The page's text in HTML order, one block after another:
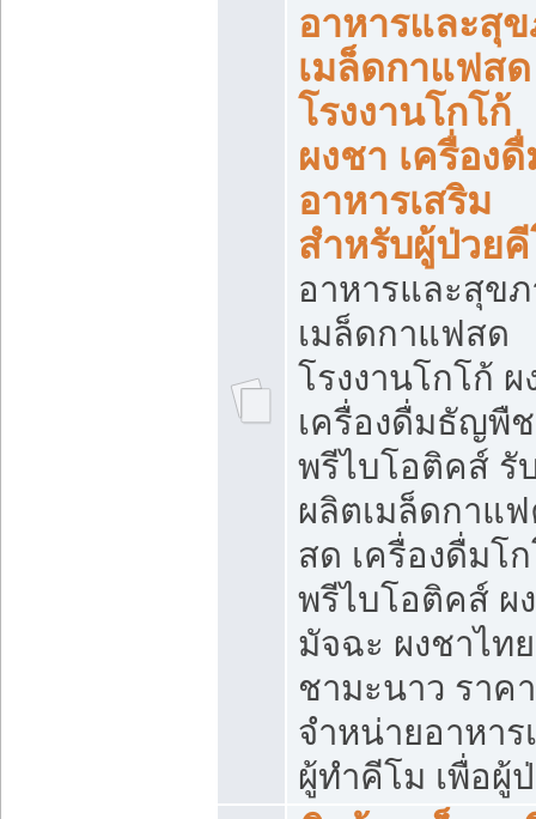
อาหารและสุ
เมล็ดกาแฟสด
โรงงานโกโก้
ผงชา เครื่อง
อาหารเสริม
สำหรับผู้ป่วย
อาหารและสุข
เมล็ดกาแฟสด
โรงงานโกโก้ ผ
เครื่องดื่มธัญพืช
พรีไบโอติคส์ รั
ผลิตเมล็ดกาแ
สด เครื่องดื่มโ
พรีไบโอติคส์ ผง
มัจฉะ ผงชาไท
ชามะนาว ราค
จำหน่ายอาหาร
ผู้ทำคีโม เพื่อผู้